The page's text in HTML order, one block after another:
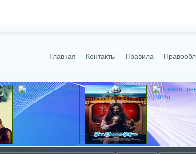
Главная Контакты Правила